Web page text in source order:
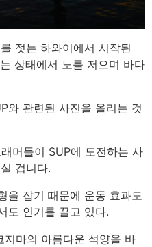
젓는 하와이에서 시작된
상태에서 노를 저으며 바다
와 관련된 사진을 올리는 것
머들이 SUP에 도전하는 사
겁니다.
을 잡기 때문에 운동 효과도
도 인기를 끌고 있다.
지마의 아름다운 석양을 바